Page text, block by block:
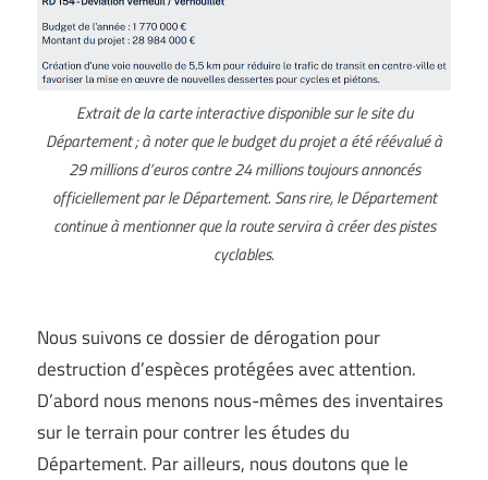
Extrait de la carte interactive disponible sur le site du
Département ; à noter que le budget du projet a été réévalué à
29 millions d’euros contre 24 millions toujours annoncés
officiellement par le Département. Sans rire, le Département
continue à mentionner que la route servira à créer des pistes
cyclables.
Nous suivons ce dossier de dérogation pour
destruction d’espèces protégées avec attention.
D’abord nous menons nous-mêmes des inventaires
sur le terrain pour contrer les études du
Département. Par ailleurs, nous doutons que le